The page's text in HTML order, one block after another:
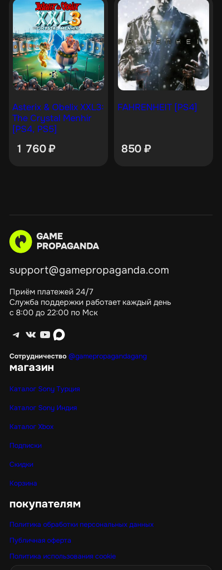
Asterix & Obelix XXL3:
The Crystal Menhir
[PS4, PS5]
1 760₽
FAHRENHEIT [PS4]
850 ₽
support@gamepropaganda.com
Приём платежей 24/7
Служба поддержки работает каждый день
с 8:00 до 22:00 по Мск
Telegram ВКонтакте YouTube max
Сотрудничество @gamepropagandagang
магазин
Каталог Sony Турция
Каталог Sony Индия
Каталог Xbox
Подписки
Скидки
Корзина
покупателям
Политика обработки персональных данных
Публичная оферта
Политика использования cookie